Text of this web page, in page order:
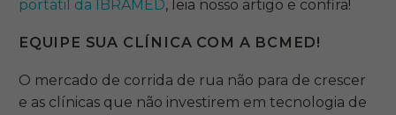
portátil da IBRAMED, leia nosso artigo e confira!
EQUIPE SUA CLÍNICA COM A BCMED!
O mercado de corrida de rua não para de crescer
e as clínicas que não investirem em tecnologia de